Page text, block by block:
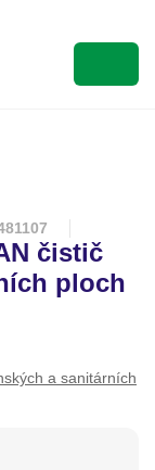
čistič
ploch